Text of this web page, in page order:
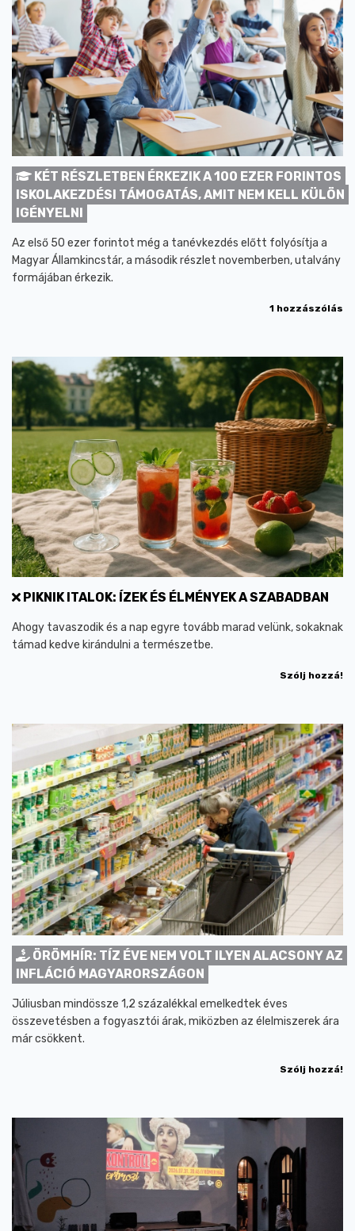
KÉT RÉSZLETBEN ÉRKEZIK A 100 EZER FORINTOS
ISKOLAKEZDÉSI TÁMOGATÁS, AMIT NEM KELL KÜLÖN
IGÉNYELNI
Az első 50 ezer forintot még a tanévkezdés előtt folyósítja a
Magyar Államkincstár, a második részlet novemberben, utalvány
formájában érkezik.
1 hozzászólás
PIKNIK ITALOK: ÍZEK ÉS ÉLMÉNYEK A SZABADBAN
Ahogy tavaszodik és a nap egyre tovább marad velünk, sokaknak
támad kedve kirándulni a természetbe.
Szólj hozzá!
ÖRÖMHÍR: TÍZ ÉVE NEM VOLT ILYEN ALACSONY AZ
INFLÁCIÓ MAGYARORSZÁGON
Júliusban mindössze 1,2 százalékkal emelkedtek éves
összevetésben a fogyasztói árak, miközben az élelmiszerek ára
már csökkent.
Szólj hozzá!